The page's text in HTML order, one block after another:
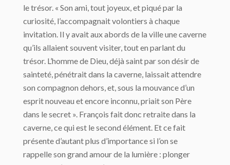
le trésor. « Son ami, tout joyeux, et piqué par la
curiosité, l’accompagnait volontiers à chaque
invitation. Il y avait aux abords de la ville une caverne
qu’ils allaient souvent visiter, tout en parlant du
trésor. L’homme de Dieu, déjà saint par son désir de
sainteté, pénétrait dans la caverne, laissait attendre
son compagnon dehors, et, sous la mouvance d’un
esprit nouveau et encore inconnu, priait son Père
dans le secret ». François fait donc retraite dans la
caverne, ce qui est le second élément. Et ce fait
présente d’autant plus d’importance si l’on se
rappelle son grand amour de la lumière : plonger